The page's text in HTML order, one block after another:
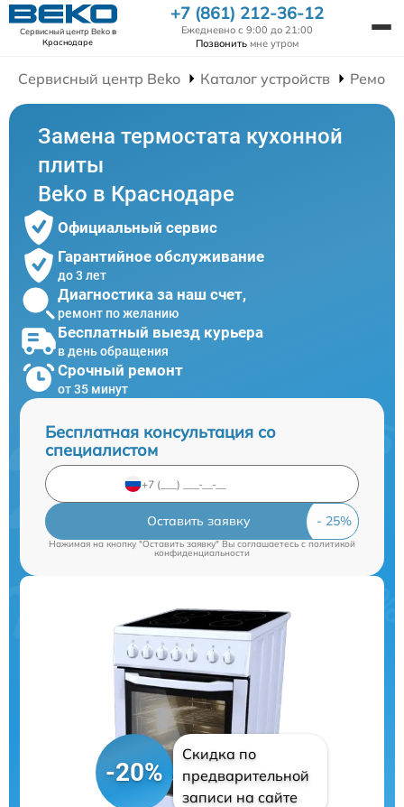
Сервисный центр Bekoв
Краснодаре
+7 (861) 212-36-12
Ежедневно с 9:00 до 21:00
Позвонить мне утром
Сервисный центр Beko Каталог устройств
Замена термостата кухонной
плиты
Beko в Краснодаре
Официальный сервис
Гарантийное обслуживание
до 3 лет
Диагностика за наш счет,
ремонт по желанию
Бесплатный выезд курьера
в день обращения
Срочный ремонт
от 35 минут
Бесплатная консультация со
специалистом
Оставить заявку
Нажимая на кнопку "Оставить заявку" Вы соглашаетесь cполитикой
конфиденциальности
-20%
Скидка по
предварительной
записи на сайте